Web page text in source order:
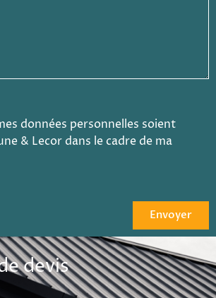
données personnelles soient
& Lecor dans le cadre de ma
Envoyer
devis